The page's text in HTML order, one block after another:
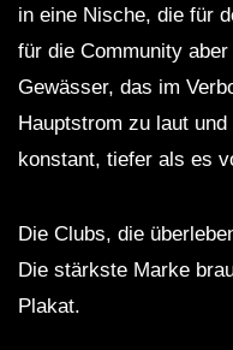
in eine Nische, die für
für die Community
Gewässer, das im
Hauptstrom zu laut
konstant, tiefer als es
Die Clubs, die
Die stärkste Marke
Plakat.